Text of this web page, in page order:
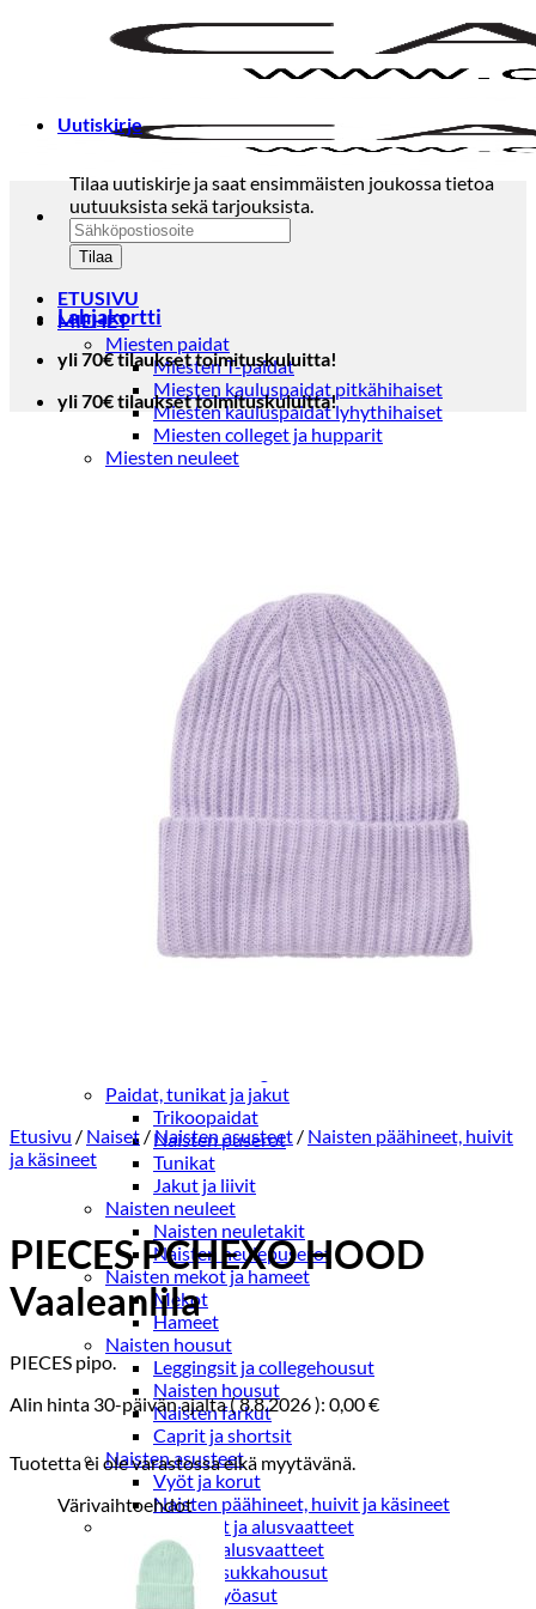
ETUSIVU
MIEHET
Miesten paidat
Miesten T-paidat
Miesten kauluspaidat pitkähihaiset
Miesten kauluspaidat lyhythihaiset
Miesten colleget ja hupparit
Miesten neuleet
Miesten housut
Miesten farkut
Miesten collegehousut
Miesten shortsit
Miesten asusteet
Vyöt ja olkaimet
Solmiot, rusetit ja taskuliinat
Miesten päähineet, huivit ja käsineet
Miesten yöasut ja alusvaatteet
Miesten alusvaatteet
Miesten sukat
Miesten yöasut
Miesten aamutakit ja kylpytakit
Miesten takit
Miesten nahkatakit
Miesten kevät-ja syystakit
Paidat, tunikat ja jakut
Trikoopaidat
Naisten puserot
Tunikat
Jakut ja liivit
Naisten neuleet
Naisten neuletakit
Naisten neulepuserot
Naisten mekot ja hameet
Mekot
Hameet
Naisten housut
Leggingsit ja collegehousut
Naisten housut
Naisten farkut
Caprit ja shortsit
Naisten asusteet
Vyöt ja korut
Naisten päähineet, huivit ja käsineet
Naisten yöasut ja alusvaatteet
Naisten alusvaatteet
Sukat ja sukkahousut
Naisten yöasut
Uutiskirje
Tilaa uutiskirje ja saat ensimmäisten joukossa tietoa
uutuuksista sekä tarjouksista.
Lahjakortti
yli 70€ tilaukset toimituskuluitta!
yli 70€ tilaukset toimituskuluitta!
Etusivu / Naiset /Naisten asusteet / Naisten päähineet, huivit
ja käsineet
PIECES PCHEXO HOOD
Vaaleanlila
PIECES pipo.
Alin hinta 30-päivän ajalta (8.8.2026): 0,00€
Tuotetta ei ole varastossa eikä myytävänä.
Värivaihtoehdot